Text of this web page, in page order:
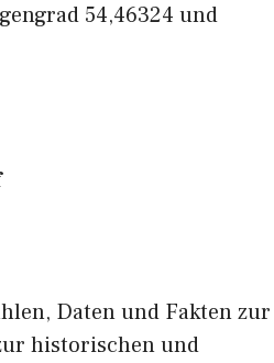
54,46324 und
Daten und Fakten zur
historischen und